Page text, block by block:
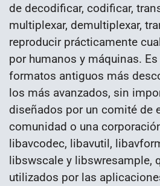
de decodificar, codificar,
multiplexar, demultiplexar,
reproducir prácticamente
por humanos y máquinas.
formatos antiguos más
los más avanzados, sin
diseñados por un comité de
comunidad o una
libavcodec, libavutil,
libswscale y libswresample,
utilizados por las